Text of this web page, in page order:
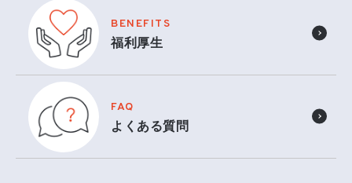
BENEFITS
福利厚生
FAQ
よくある質問